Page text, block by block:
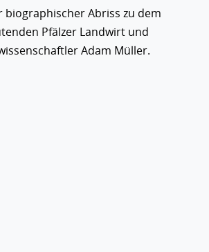
biographischer Abriss zu dem
Pfälzer Landwirt und
Adam Müller.